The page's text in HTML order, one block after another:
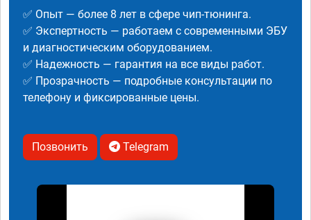
✅ Опыт — более 8 лет в сфере чип-тюнинга.
✅ Экспертность — работаем с современными ЭБУ
и диагностическим оборудованием.
✅ Надежность — гарантия на все виды работ.
✅ Прозрачность — подробные консультации по
телефону и фиксированные цены.
Позвонить Telegram